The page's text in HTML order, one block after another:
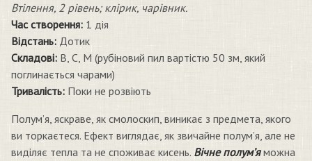
Втілення, 2 рівень; клірик, чарівник.
Час створення: 1 дія
Відстань: Дотик
Складові: В, С, М (рубіновий пил вартістю 50 зм, який
поглинається чарами)
Тривалість: Поки не розвіють
Полум’я, яскраве, як смолоскип, виникає з предмета, якого
ви торкаєтеся. Ефект виглядає, як звичайне полум’я, але не
виділяє тепла та не споживає кисень. Вічне полум’яможна